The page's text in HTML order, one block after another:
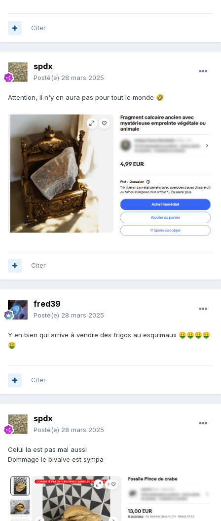
Citer
spdx
Posté(e) 28 mars 2025
Attention, il n'y en aura pas pour tout le monde 🤣
Citer
fred39
Posté(e) 28 mars 2025
Y en bien qui arrive à vendre des frigos au esquimaux 🤑🤑🤑🤑
🤑
Citer
spdx
Posté(e) 28 mars 2025
Celui la est pas mal aussi
Dommage le bivalve est sympa